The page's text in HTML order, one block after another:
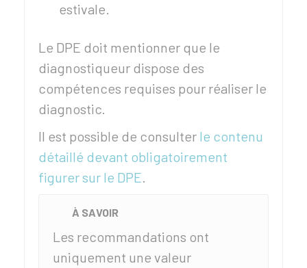
estivale.
Le DPE doit mentionner que le
diagnostiqueur dispose des
compétences requises pour réaliser le
diagnostic.
Il est possible de consulter le contenu
détaillé devant obligatoirement
figurer sur le DPE.
À SAVOIR
Les recommandations ont
uniquement une valeur